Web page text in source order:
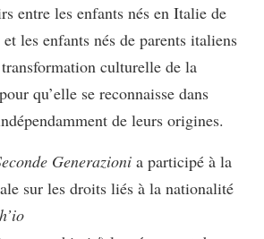
entre les enfants nés en Italie de
les enfants nés de parents italiens
culturelle de la
qu’elle se reconnaisse dans
de leurs origines.
Generazioni a participé à la
sur les droits liés à la nationalité